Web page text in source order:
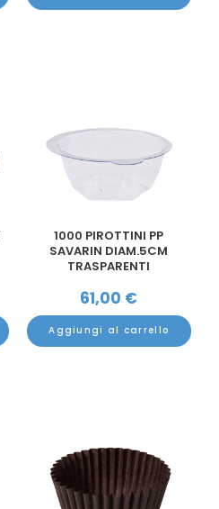
1000 PIROTTINI PP
SAVARIN DIAM.5CM
TRASPARENTI
61,00 €
Aggiungi al carrello